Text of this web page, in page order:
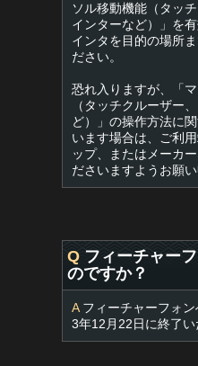
ソル移動機能（タッ
インターなど）」を
インタを目的の場所
ださい。
恐れ入りますが、「
（タッチクルーザー
ど）」の操作方法に
います場合は、ご利
ップ、またはメーカ
ださいますようお願い
Q フィーチャー
のですか？
Aフィーチャーフォ
3年12月22日に終了い